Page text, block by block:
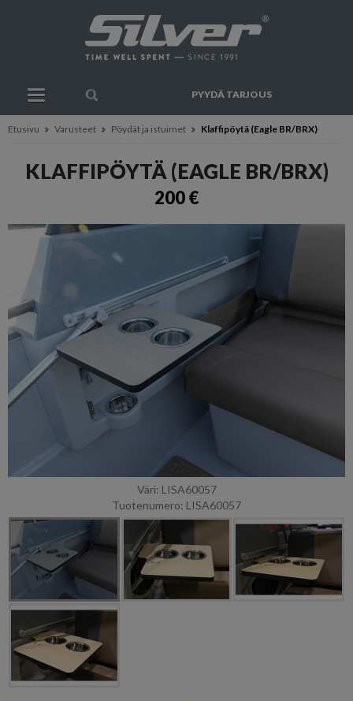
PYYDÄ TARJOUS
Etusivu Varusteet Pöydät ja istuimet Klaffipöytä (Eagle BR/BRX)
KLAFFIPÖYTÄ (EAGLE BR/BRX)
200 €
Väri: LISA60057
Tuotenumero: LISA60057